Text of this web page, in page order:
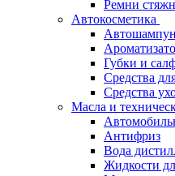
Ремни
Автокосметика
Губки и
Средства
Средства
Масла и
Антифриз
Вода
Жидкости